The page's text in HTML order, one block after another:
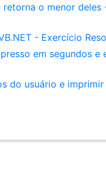
retorna o menor deles
- Exercício
em segundos e
do usuário e